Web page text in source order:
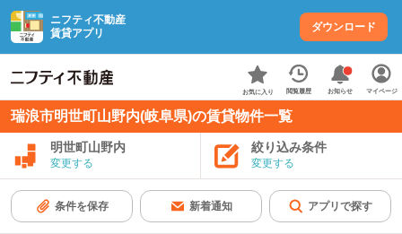
ニフティ不動産
賃貸アプリ
ダウンロード
お気に入り 閲覧履歴 お知らせ マイページ
瑞浪市明世町山野内(岐阜県)の賃貸物件一覧
明世町山野内
変更する
絞り込み条件
変更する
条件を保存 新着通知 アプリで探す